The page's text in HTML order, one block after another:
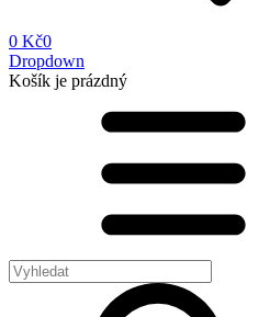
0 Kč0
Dropdown
Košík je prázdný